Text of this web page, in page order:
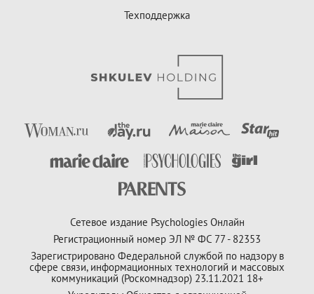
Техподдержка
Сетевое издание Psychologies Онлайн
Регистрационный номер ЭЛ № ФС 77 - 82353
Зарегистрировано Федеральной службой по надзору в
сфере связи, информационных технологий и массовых
коммуникаций (Роскомнадзор) 23.11.2021 18+